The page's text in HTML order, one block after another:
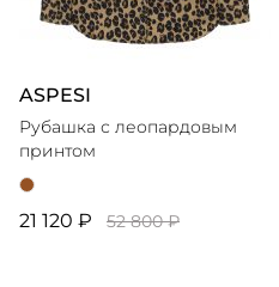
ASPESI
Рубашка с леопардовым
принтом
21 120 ₽ 52 800 ₽